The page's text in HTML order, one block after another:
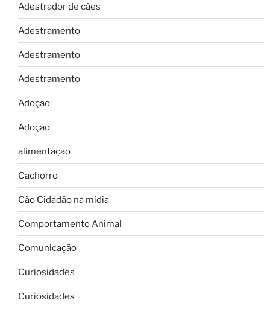
Adestrador de cães
Adestramento
Adestramento
Adestramento
Adoção
Adoção
alimentação
Cachorro
Cão Cidadão na mídia
Comportamento Animal
Comunicação
Curiosidades
Curiosidades